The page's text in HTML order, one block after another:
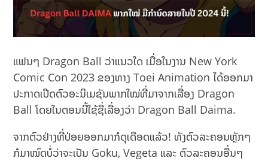
ແຟນໆ Dragon Ball ວ່າແນວໃດ ເມື່ອໃນງານ New York
Comic Con 2023 ຂອງທາງ Toei Animation ໄດ້ອອກມາ
ປະກາດເປີດຕົວອະນິເມຊັນພາກໃໝ່ທີ່ມາຈາກເລື່ອງ Dragon
Ball ໂດຍໃນຕອນນີ້ໃຊ້ຊື່ເລື່ອງວ່າ Dragon Ball Daima.
ຈາກຕົວຢ່າງທີ່ປ່ອຍອອກມາກໍດຸເດືອດແລ້ວ! ທັງຕົວລະຄອນຫຼັກໆ
ກໍມາໝົດບໍ່ວ່າຈະເປັນ Goku, Vegeta ແລະ ຕົວລະຄອນອື່ນໆ